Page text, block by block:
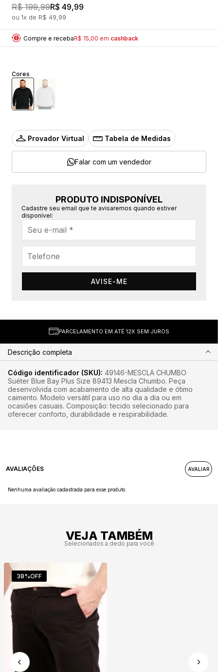
R$ 199,99R$ 49,99
1x R$ 49,99
Compre e recebaR$ 15,00 em cashback
Cores
Provador Virtual Tabela de Medidas
Falar com um vendedor
PRODUTO INDISPONÍVEL
Cadastre seu email que te avisaremos quando estiver
disponível:
AVISE-ME
PARCELAMENTO EM ATÉ 12X SEM JUROS
Descrição completa
Código identificador (SKU): 49146-MESCLA CHUMBO
Suéter Blue Bay Plus Size 89413 Mescla Chumbo. Peça
desenvolvida com acabamento de alta qualidade e ótimo
caimento. Modelo versátil para uso no dia a dia ou em
ocasiões casuais. Composição: tecido selecionado para
oferecer conforto, durabilidade e respirabilidade.
AVALIAÇÕES
Nenhuma avaliação cadastrada para esse produto.
VEJA TAMBÉM
Selecionados a dedo para você
38%OFF